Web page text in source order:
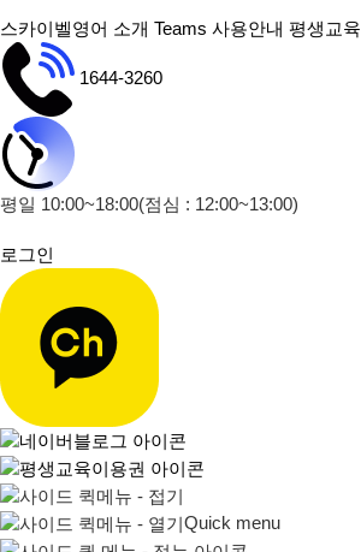
스카이벨영어 소개 Teams 사용안내 평생교
1644-3260
평일 10:00~18:00(점심 : 12:00~13:00)
로그인
Quick menu